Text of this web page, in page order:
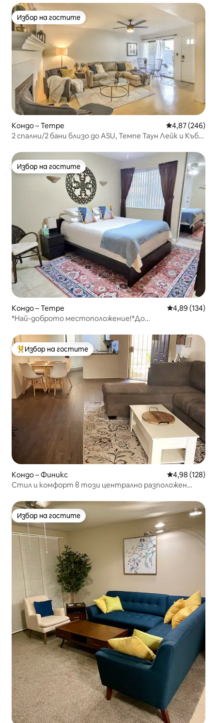
Избор на гостите
Избор на гостите
Кондо – Tempe Средна
4,87 (246)
2 спални/2 бани близо до ASU, Темпе Таун Лейк и Къбс
Избор на гостите
Избор на гостите
Кондо – Tempe Средна
4,89 (134)
*Най-доброто местоположение!*До
Най-популярен избор на гостите
Избор на гостите
Кондо – Финикс Средна
4,98 (128)
Стил и комфорт в този централно разположен
Избор на гостите
Избор на гостите